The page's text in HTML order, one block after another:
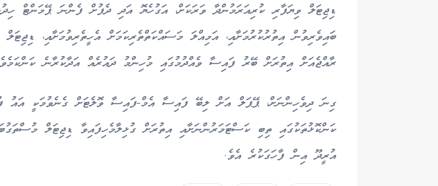
ޑިޖިޓަލް ވިޔަފާރި ކުރިއަރަމުންދާ ވަރަކަށް، އަގުހެޔޮ އަދި ދެފުށް ފެންނަ ޕޭމަންޓް
ބައިވެރިވުން އިތުރުކުރުމަށާއި، އަމިއްލަ މަސައްކަތްތެރިކަމަށް އެހީތެރިވުމަށާއި،
ރާއްޖެއަށް އިތުރަށް ބޭރު ފައިސާ ވެއްދުމުގައި މުހިންމު ދައުރެއް އަދާކުރާނެ
ގިނަ ދިވެހިންނަށް، ޕޭޕަލް އަށް ލިބޭ ފައިސާ އެމް-ފައިސާ ވޮލެޓަށް ގެނެވުމަކީ އައު
ކަންކޮޅުތަކުގައި ތިބި ކަސްޓަމަރުންނަށާއި އިތުރަށް ގުޅިލާމެހިފައިވާ ޑިޖިޓަލް
އުރީދޫ އިން ފާހަގަކުރެ އެވެ.